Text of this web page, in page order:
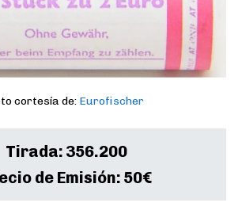
cortesía de: Eurofischer
Tirada: 356.200
de Emisión: 50€